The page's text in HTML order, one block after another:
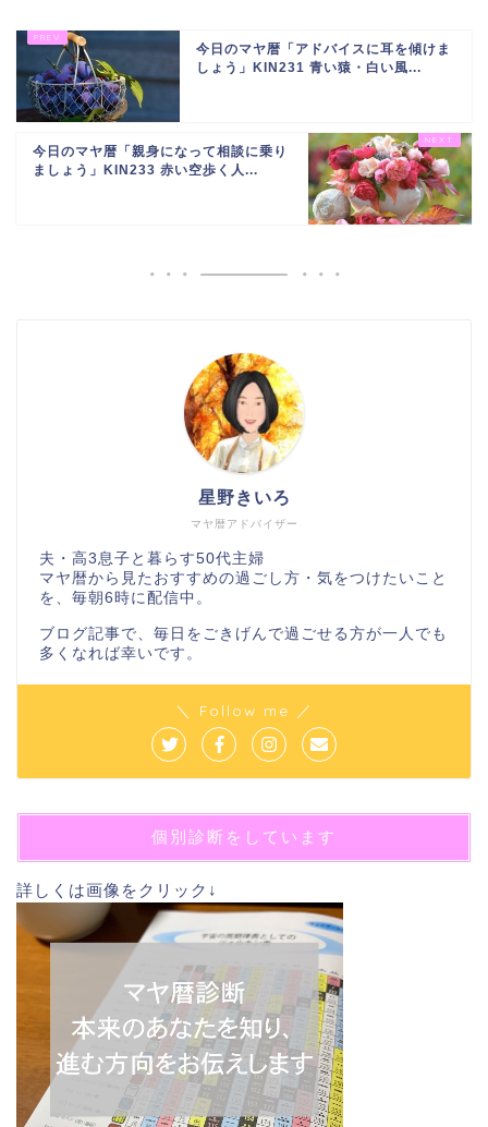
今日のマヤ暦「アドバイスに耳を傾けま
しょう」KIN231 青い猿・白い風...
今日のマヤ暦「親身になって相談に乗り
ましょう」KIN233 赤い空歩く人...
マヤ暦アドバイザー
星野きいろ
夫・高3息子と暮らす50代主婦
マヤ暦から見たおすすめの過ごし方・気をつけたいこと
を、毎朝6時に配信中。
ブログ記事で、毎日をごきげんで過ごせる方が一人でも
多くなれば幸いです。
＼ Follow me ／
個別診断をしています
詳しくは画像をクリック↓